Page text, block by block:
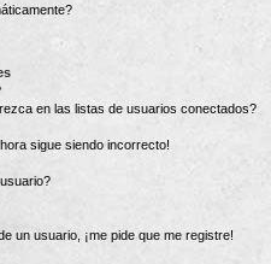
en las listas de usuarios conectados?
sigue siendo incorrecto!
un usuario, ¡me pide que me registre!